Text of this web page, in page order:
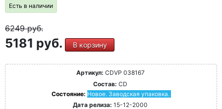
Есть в наличии
6249руб.
5181 руб. В корзину
Артикул: CDVP 038167
Состав: CD
Состояние: Новое. Заводская упаковка.
Дата релиза: 15-12-2000